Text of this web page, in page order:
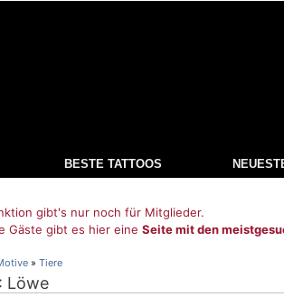
BESTE TATTOOS
gibt's nur noch für Mitglieder.
Gäste gibt es hier eine Seite mit den
» Tiere
: Löwe